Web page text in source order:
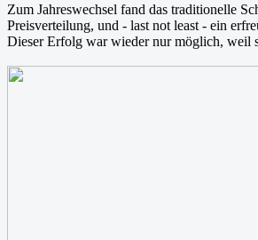
Zum Jahreswechsel fand das traditionelle
Preisverteilung, und - last not least - ein
Dieser Erfolg war wieder nur möglich, weil